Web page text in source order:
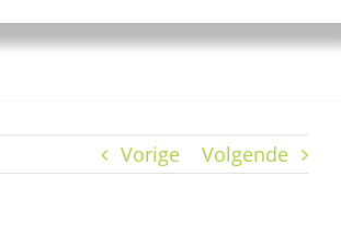
Vorige Volgende